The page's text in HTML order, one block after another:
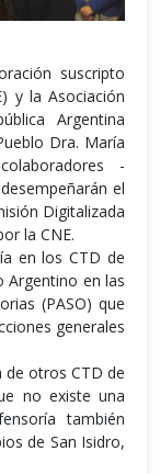
suscripto
y la Asociación
Argentina
Dra. María
-
el
Digitalizada
la CNE.
en los CTD de
Argentino en las
(PASO) que
generales
de otros CTD de
no existe una
también
de San Isidro,